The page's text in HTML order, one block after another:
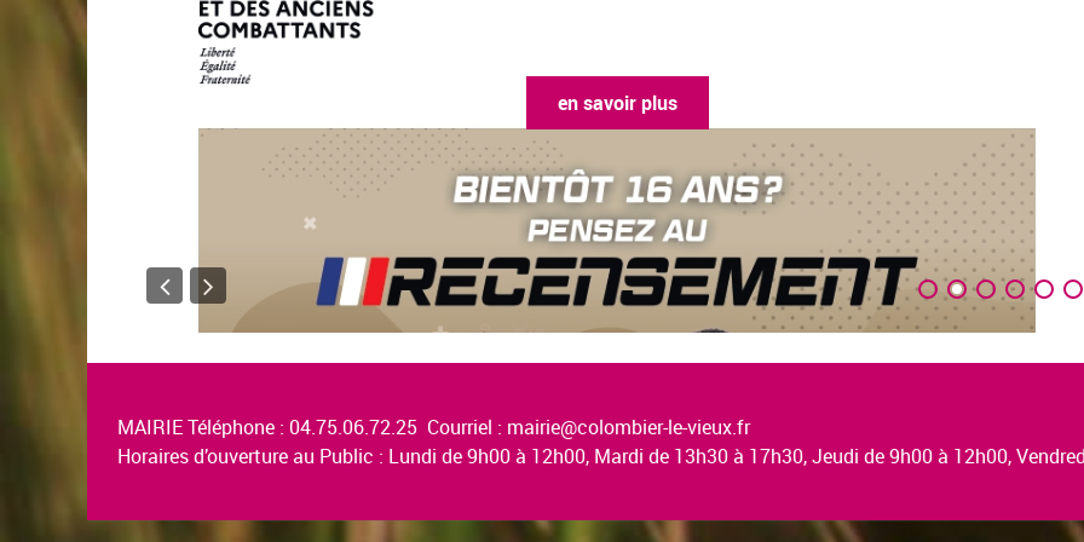
en savoir plus
MAIRIE Téléphone : 04.75.06.72.25 Courriel : mairie@colombier-le-vieux.fr
Horaires d’ouverture au Public : Lundi de 9h00 à 12h00, Mardi de 13h30 à 17h30, Jeudi de 9h00 à 12h00,